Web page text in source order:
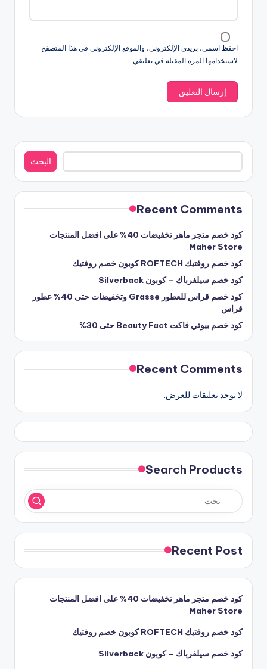
احفظ اسمي، بريدي الإلكتروني، والموقع الإلكتروني في هذا المتصفح
لاستخدامها المرة المقبلة في تعليقي.
البحث
البحث
Recent Comments
كود خصم متجر ماهر تخفيضات 40% على افضل المنتجات
Maher Store
كود خصم روفتيك ROFTECH كوبون خصم روفتيك
كود خصم سيلفرباك – كوبون Silverback
كود خصم قراس للعطور Grasse وتخفيضات حتى 40% عطور
قراس
كود خصم بيوتي فاكت Beauty Fact حتى 30%
Recent Comments
لا توجد تعليقات للعرض.
Search Products
Recent Post
كود خصم متجر ماهر تخفيضات 40% على افضل المنتجات
Maher Store
كود خصم روفتيك ROFTECH كوبون خصم روفتيك
كود خصم سيلفرباك – كوبون Silverback